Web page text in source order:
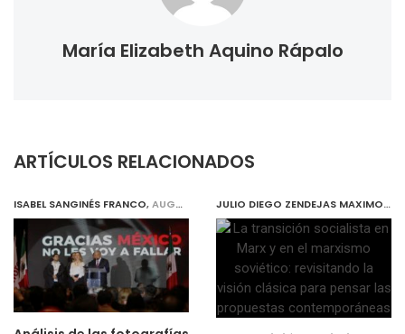
María Elizabeth Aquino Rápalo
ARTÍCULOS RELACIONADOS
ISABEL SANGINÉS FRANCO,AUGUST 1, 2019 JULIO DIEGO ZENDEJAS MAXIMO
,